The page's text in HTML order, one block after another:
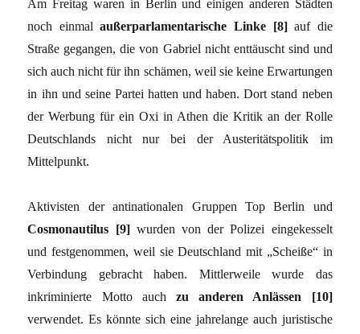
Am Freitag waren in Berlin und einigen anderen Städten
noch einmalaußerparlamentarische Linke [8]auf die
Straße gegangen, die von Gabriel nicht enttäuscht sind und
sich auch nicht für ihn schämen, weil sie keine Erwartungen
in ihn und seine Partei hatten und haben. Dort stand neben
der Werbung für ein Oxi in Athen die Kritik an der Rolle
Deutschlands nicht nur bei der Austeritätspolitik im
Mittelpunkt.
Aktivisten der antinationalen Gruppen Top Berlin und
Cosmonautilus [9]wurden von der Polizei eingekesselt
und festgenommen, weil sie Deutschland mit „Scheiße“ in
Verbindung gebracht haben. Mittlerweile wurde das
inkriminierte Motto auch zu anderen Anlässen [10]
verwendet. Es könnte sich eine jahrelange auch juristische